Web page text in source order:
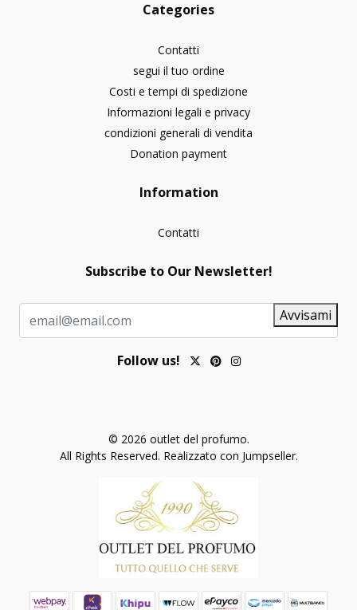
Categories
Contatti
segui il tuo ordine
Costi e tempi di spedizione
Informazioni legali e privacy
condizioni generali di vendita
Donation payment
Information
Contatti
Subscribe to Our Newsletter!
Avvisami
Follow us!
© 2026 outlet del profumo.
All Rights Reserved. Realizzato con Jumpseller.